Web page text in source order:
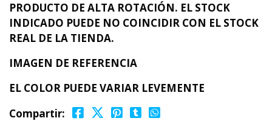
PRODUCTO DE ALTA ROTACIÓN. EL STOCK
INDICADO PUEDE NO COINCIDIR CON EL STOCK
REAL DE LA TIENDA.
IMAGEN DE REFERENCIA
EL COLOR PUEDE VARIAR LEVEMENTE
Compartir: